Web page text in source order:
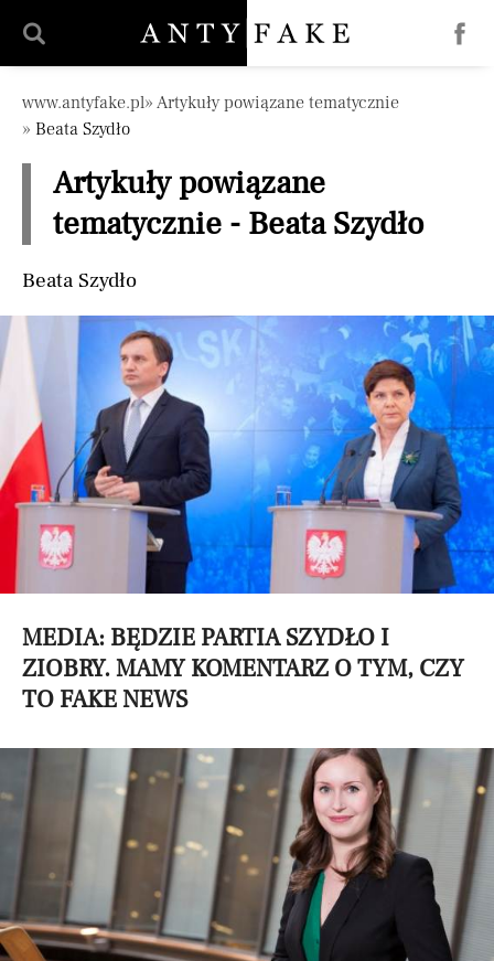
Pomiń nawigację
www.antyfake.pl Artykuły powiązane tematycznie
Beata Szydło
Artykuły powiązane
tematycznie - Beata Szydło
Beata Szydło
MEDIA: BĘDZIE PARTIA SZYDŁO I
ZIOBRY. MAMY KOMENTARZ O TYM, CZY
TO FAKE NEWS